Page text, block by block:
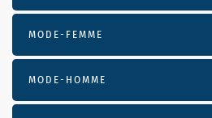
MODE-FEMME
MODE-HOMME